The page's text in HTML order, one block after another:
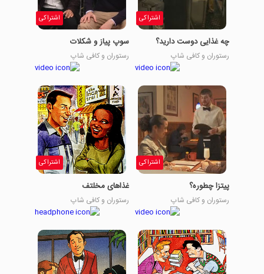
اشتراکی
چه غذایی دوست دارید؟
رستوران و کافی شاپ
اشتراکی
سوپ پیاز و شکلات
رستوران و کافی شاپ
اشتراکی
پیتزا چطوره؟
رستوران و کافی شاپ
اشتراکی
غذاهای مخلتف
رستوران و کافی شاپ